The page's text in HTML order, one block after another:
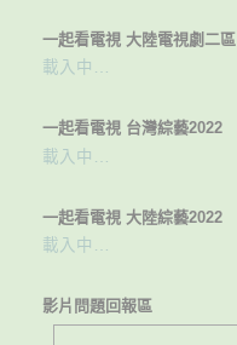
一起看電視 大陸電視劇二區
載入中…
一起看電視 台灣綜藝2022
載入中…
一起看電視 大陸綜藝2022
載入中…
影片問題回報區